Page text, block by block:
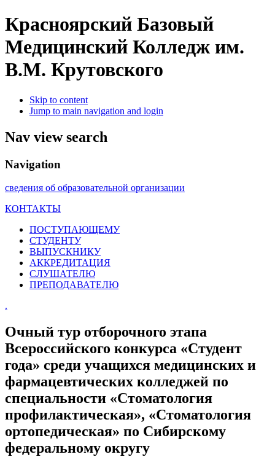
Красноярский Базовый
Медицинский Колледж им.
В.М. Крутовского
Skip to content
Jump to main navigation and login
Nav view search
Navigation
сведения об образовательной организации
КОНТАКТЫ
ПОСТУПАЮЩЕМУ
СТУДЕНТУ
ВЫПУСКНИКУ
АККРЕДИТАЦИЯ
СЛУШАТЕЛЮ
ПРЕПОДАВАТЕЛЮ
.
Очный тур отборочного этапа
Всероссийского конкурса «Студент
года» среди учащихся медицинских и
фармацевтических колледжей по
специальности «Стоматология
профилактическая», «Стоматология
ортопедическая» по Сибирскому
федеральному округу